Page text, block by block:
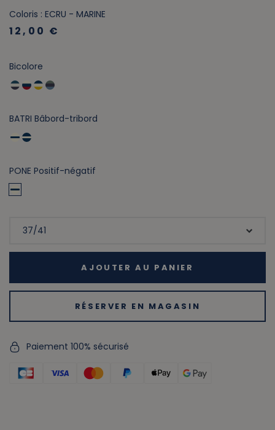
Coloris : ECRU - MARINE
12,00 €
Bicolore
BATRI Bâbord-tribord
PONE Positif-négatif
AJOUTER AU PANIER
RÉSERVER EN MAGASIN
Paiement 100% sécurisé